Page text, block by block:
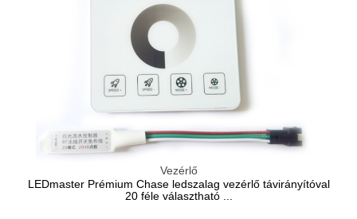
Vezérlő
LEDmaster Prémium Chase ledszalag vezérlő távirányítóval
20 féle választható ...